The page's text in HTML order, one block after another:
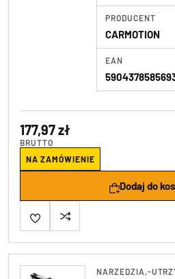
PRODUCENT
CARMOTION
EAN
177,97 zł
BRUTTO
NA ZAMÓWIENIE
Dodaj do
NARZEDZIA,-